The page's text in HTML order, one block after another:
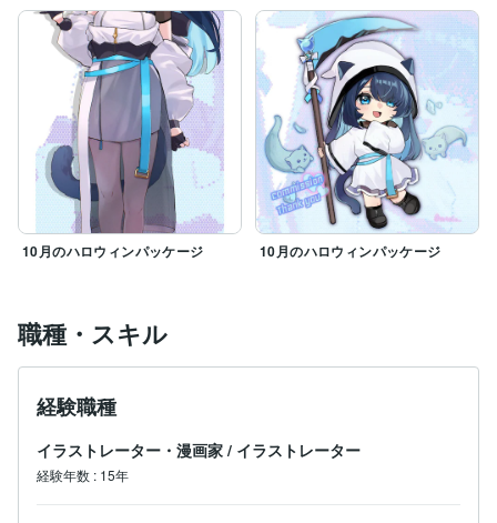
10月のハロウィンパッケージ 10月のハロウィンパッケージ
職種・スキル
経験職種
イラストレーター・漫画家 / イラストレーター
経験年数 : 15年